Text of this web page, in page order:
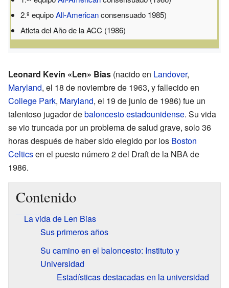
2.º equipoAll-Americanconsensuado 1985)
Atleta del Año de la ACC (1986)
Leonard Kevin «Len» Bias (nacido en Landover,
Maryland, el 18 de noviembre de 1963, y fallecido en
College Park, Maryland, el 19 de junio de 1986) fue un
talentoso jugador debaloncestoestadounidense. Su vida
se vio truncada por un problema de salud grave, solo 36
horas después de haber sido elegido por los Boston
Celticsen el puesto número 2 del Draft de la NBA de
1986.
Contenido
La vida de Len Bias
Sus primeros años
Su camino en el baloncesto: Instituto y
Universidad
Estadísticas destacadas en la universidad